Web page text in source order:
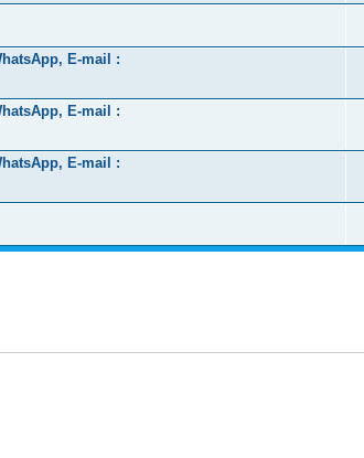
E-mail :
E-mail :
E-mail :